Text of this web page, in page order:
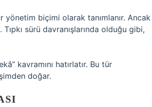
biçimi olarak tanımlanır. Ancak
sürü davranışlarında olduğu gibi,
kavramını hatırlatır. Bu tür
doğar.